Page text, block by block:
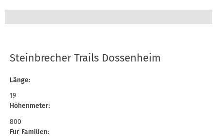
Steinbrecher Trails Dossenheim
Länge:
19
Höhenmeter:
800
Für Familien: